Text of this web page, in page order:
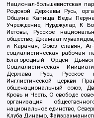
Национал-большевистская
Родовой Державы Русь,
Община Капища Веды
Учреждение, Нурджулар, К
Иеговы, Русское
общество, Джамаат
и Карачая, Союз славян,
социалистическая рабочая
Благородный Орден
Социалистическая
Держава Русь, Русское
Инглистической церкви
общенациональный союз,
Кровь и Честь, О свободе
организация
национальное единство,
Клуба Динамо,